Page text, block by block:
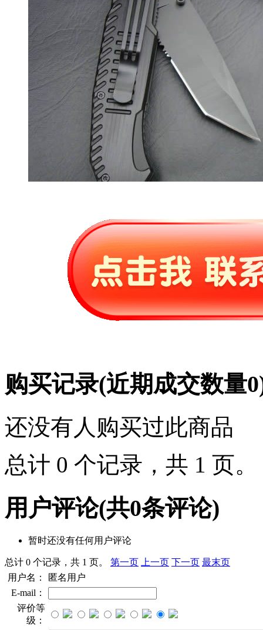
购买记录(近期成交数量0
还没有人购买过此商品
总计 0 个记录，共 1 页。
用户评论(共0条评论)
暂时还没有任何用户评论
总计 0 个记录，共 1 页。 第一页 上一页 下一页 最末页
用户名：
匿名用户
E-mail：
评价等
级：